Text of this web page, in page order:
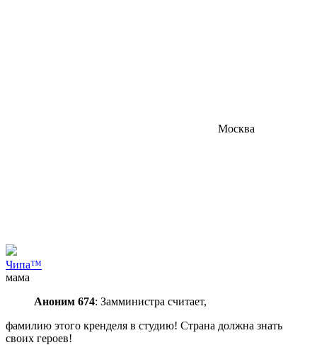
Москва
Чипа™
мама
Аноним 674: Замминистра считает,
фамилию этого кренделя в студию! Страна должна знать
своих героев!